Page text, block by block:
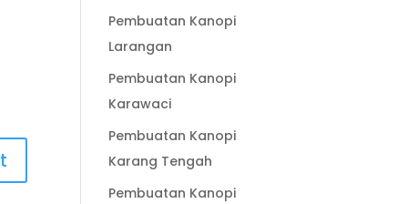
Pembuatan Kanopi
Larangan
Pembuatan Kanopi
Karawaci
Pembuatan Kanopi
Karang Tengah
Pembuatan Kanopi